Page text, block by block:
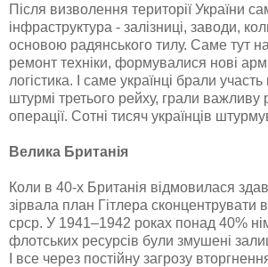
Після визволення території України
інфраструктура - залізниці, заводи,
основою радянського тилу. Саме тут
ремонт техніки, формувалися нові
логістика. І саме українці брали
штурмі третього рейху, грали важливу
операції. Сотні тисяч українців
Велика Британія
Коли в 40-х Британія відмовилася
зірвала план Гітлера сконцентрувати
срср. У 1941–1942 роках понад 40%
флотських ресурсів були змушені
І все через постійну загрозу